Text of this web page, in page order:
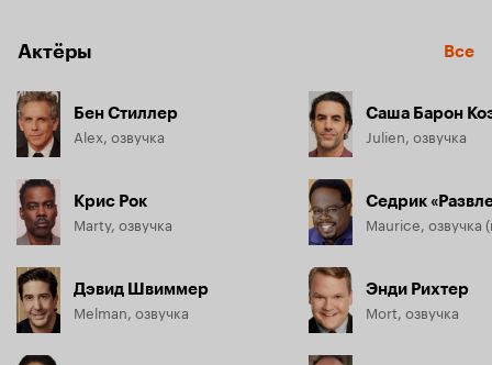
Актёры Все
Бен Стиллер
Alex, озвучка
Крис Рок
Marty, озвучка
Дэвид Швиммер
Melman, озвучка
Саша Барон
Julien, озвучка
Седрик
Энди Рихтер
Mort, озвучка